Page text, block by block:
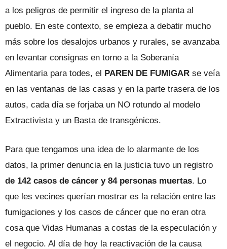
a los peligros de permitir el ingreso de la planta al
pueblo. En este contexto, se empieza a debatir mucho
más sobre los desalojos urbanos y rurales, se avanzaba
en levantar consignas en torno a la Soberanía
Alimentaria para todes, el PAREN DE FUMIGAR se veía
en las ventanas de las casas y en la parte trasera de los
autos, cada día se forjaba un NO rotundo al modelo
Extractivista y un Basta de transgénicos.
Para que tengamos una idea de lo alarmante de los
datos, la primer denuncia en la justicia tuvo un registro
de 142 casos de cáncer y 84 personas muertas. Lo
que les vecines querían mostrar es la relación entre las
fumigaciones y los casos de cáncer que no eran otra
cosa que Vidas Humanas a costas de la especulación y
el negocio. Al día de hoy la reactivación de la causa